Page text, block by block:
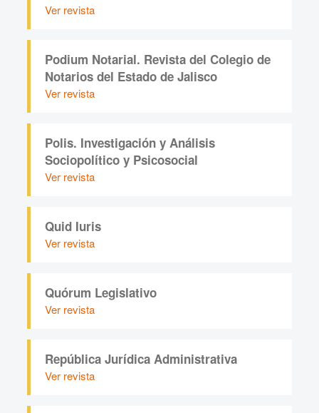
Ver revista
Podium Notarial. Revista del Colegio de
Notarios del Estado de Jalisco
Ver revista
Polis. Investigación y Análisis
Sociopolítico y Psicosocial
Ver revista
Quid Iuris
Ver revista
Quórum Legislativo
Ver revista
República Jurídica Administrativa
Ver revista